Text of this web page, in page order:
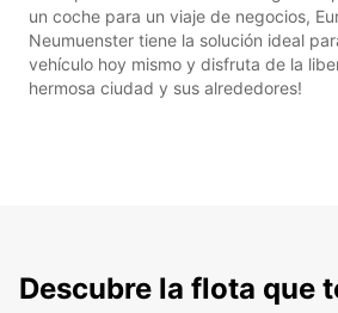
un coche para un viaje de negocios,
Neumuenster tiene la solución ideal
vehículo hoy mismo y disfruta de la
hermosa ciudad y sus alrededores!
Descubre la flota que